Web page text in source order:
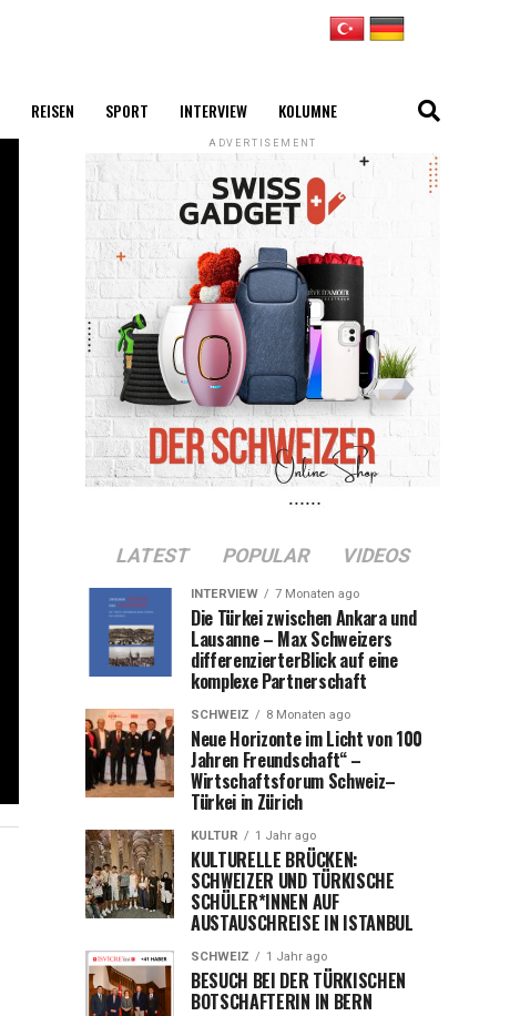
REISEN SPORT INTERVIEW KOLUMNE
ADVERTISEMENT
LATEST POPULAR VIDEOS
INTERVIEW 7 Monaten ago
Die Türkei zwischen Ankara und
Lausanne – Max Schweizers
differenzierterBlick auf eine
komplexe Partnerschaft
SCHWEIZ 8 Monaten ago
Neue Horizonte im Licht von 100
Jahren Freundschaft“ –
Wirtschaftsforum Schweiz–
Türkei in Zürich
KULTUR 1 Jahr ago
KULTURELLE BRÜCKEN:
SCHWEIZER UND TÜRKISCHE
SCHÜLER*INNEN AUF
AUSTAUSCHREISE IN ISTANBUL
SCHWEIZ 1 Jahr ago
BESUCH BEI DER TÜRKISCHEN
BOTSCHAFTERIN IN BERN